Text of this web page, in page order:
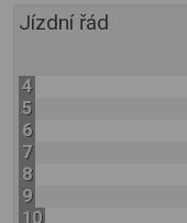
Jízdní řád
4
5
6
7
8
9
10